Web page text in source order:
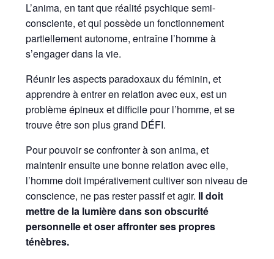
L’anima, en tant que réalité psychique semi-
consciente, et qui possède un fonctionnement
partiellement autonome, entraîne l’homme à
s’engager dans la vie.
Réunir les aspects paradoxaux du féminin, et
apprendre à entrer en relation avec eux, est un
problème épineux et difficile pour l’homme, et se
trouve être son plus grand DÉFI.
Pour pouvoir se confronter à son anima, et
maintenir ensuite une bonne relation avec elle,
l’homme doit impérativement cultiver son niveau de
conscience, ne pas rester passif et agir. Il doit
mettre de la lumière dans son obscurité
personnelle et oser affronter ses propres
ténèbres.